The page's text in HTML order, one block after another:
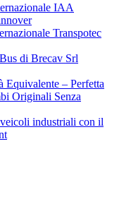
IAA
Transpotec
di Brecav Srl
Equivalente – Perfetta
Originali Senza
industriali con il